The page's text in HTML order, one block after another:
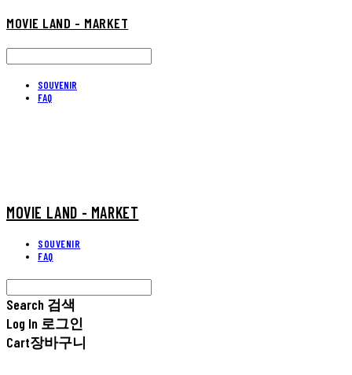
MOVIE LAND - MARKET
SOUVENIR
FAQ
MOVIE LAND - MARKET
SOUVENIR
FAQ
Search 검색
Log In 로그인
Cart장바구니